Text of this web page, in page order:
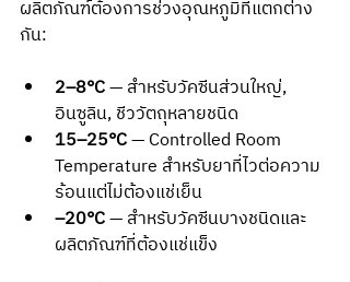
ผลิตภัณฑ์ต้องการช่วงอุณหภูมิที่แตกต่าง
กัน:
2–8°C — สำหรับวัคซีนส่วนใหญ่,
อินซูลิน, ชีววัตถุหลายชนิด
15–25°C — Controlled Room
Temperature สำหรับยาที่ไวต่อความ
ร้อนแต่ไม่ต้องแช่เย็น
–20°C — สำหรับวัคซีนบางชนิดและ
ผลิตภัณฑ์ที่ต้องแช่แข็ง